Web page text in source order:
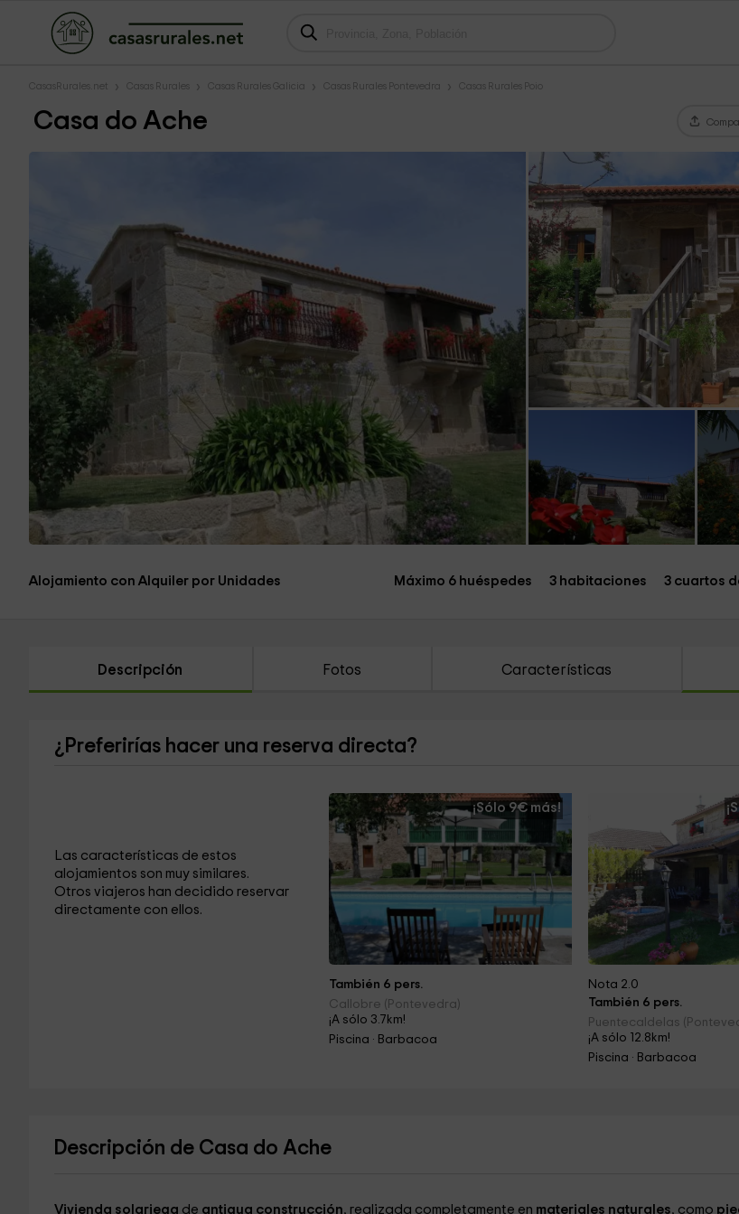
CasasRurales.net Casas Rurales Casas Rurales Galicia Casas Rurales Pontevedra Casas Rurales Poio
Casa do Ache
Alojamiento con Alquiler por Unidades Máximo 6 huéspedes 3 habitaciones 3 cuartos
Descripción Fotos Características
¿Preferirías hacer una reserva directa?
Las características de estos
alojamientos son muy similares.
Otros viajeros han decidido reservar
directamente con ellos.
¡Sólo 9€ más!
También 6 pers.
Callobre (Pontevedra)
¡A sólo 3.7km!
Piscina · Barbacoa
Nota 2.0
También 6 pers.
Puentecaldelas
¡A sólo 12.8km!
Piscina · Barbacoa
Descripción de Casa do Ache
Vivienda solariega de antigua construcción, realizada completamente en materiales naturales, como